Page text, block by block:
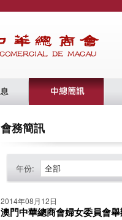
會務簡訊
年份: 全部
2014年08月12日
澳門中華總商會婦女委員會